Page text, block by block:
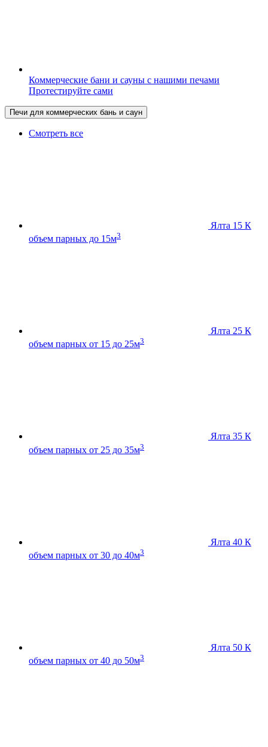
Коммерческие бани и сауны с нашими печами
Протестируйте сами
Печи для коммерческих бань и саун
Смотреть все
Ялта 15 К
объем парных до 15м3
Ялта 25 К
объем парных от 15 до 25м3
Ялта 35 К
объем парных от 25 до 35м3
Ялта 40 К
объем парных от 30 до 40м3
Ялта 50 К
объем парных от 40 до 50м3